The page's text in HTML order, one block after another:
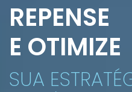
REPENSE
E OTIMIZE
SUA